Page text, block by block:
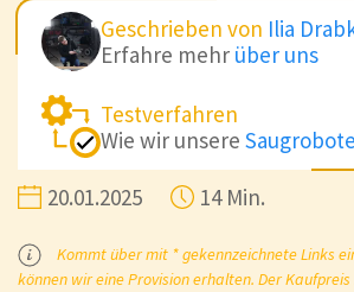
Geschrieben von Ilia
Erfahre mehr über uns
Testverfahren
Wie wir unsere
20.01.2025 14 Min.
Kommt über mit * gekennzeichnete Links
können wir eine Provision erhalten. Der